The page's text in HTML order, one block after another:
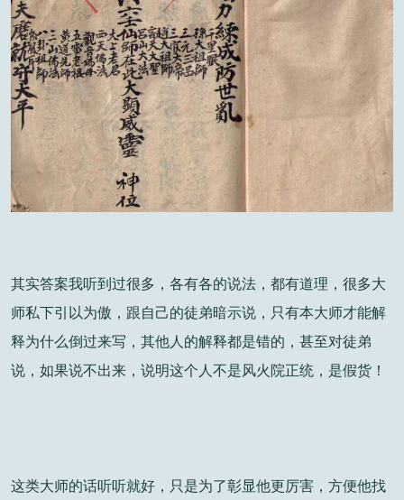
其实答案我听到过很多，各有各的说法，都有道理，很多大
师私下引以为傲，跟自己的徒弟暗示说，只有本大师才能解
释为什么倒过来写，其他人的解释都是错的，甚至对徒弟
说，如果说不出来，说明这个人不是风火院正统，是假货！
这类大师的话听听就好，只是为了彰显他更厉害，方便他找